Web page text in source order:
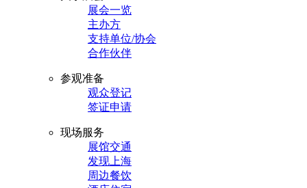
展会一览
主办方
支持单位/协会
合作伙伴
参观准备
观众登记
签证申请
现场服务
展馆交通
发现上海
周边餐饮